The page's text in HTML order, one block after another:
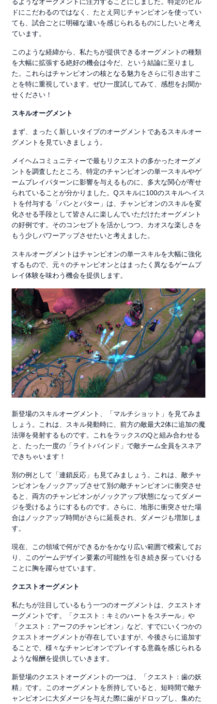
ドにこだわるのではなく、たとえ同じチャンピオンを使ってい
ても、試合ごとに明確な違いを感じられるものにしたいと考え
ています。
このような経緯から、私たちが提供できるオーグメントの種類
を大幅に拡張する絶好の機会は今だ、という結論に至りまし
た。これらはチャンピオンの核となる魅力をさらに引き出すこ
とを特に重視しています。ぜひ一度試してみて、感想をお聞か
せください！
スキルオーグメント
まず、まったく新しいタイプのオーグメントであるスキルオー
グメントを見ていきましょう。
メイヘムコミュニティーで最もリクエストの多かったオーグメ
ントを調査したところ、特定のチャンピオンの単一スキルやゲ
ームプレイパターンに影響を与えるものに、多大な関心が寄せ
られていることが分かりました。Qスキルに100のスキルヘイス
トを付与する「パンとバター」は、チャンピオンのスキルを変
化させる手段として皆さんに楽しんでいただけたオーグメント
の好例です。そのコンセプトを活かしつつ、カオスな楽しさを
もう少しパワーアップさせたいと考えました。
スキルオーグメントはチャンピオンの単一スキルを大幅に強化
するもので、元々のチャンピオンとはまったく異なるゲームプ
レイ体験を味わう機会を提供します。
新登場のスキルオーグメント、「マルチショット」を見てみま
しょう。これは、スキル発動時に、前方の敵最大2体に追加の魔
法弾を発射するものです。これをラックスのQと組み合わせる
と、たった一度の「ライトバインド」で敵チーム全員をスネア
できちゃいます！
別の例として「連鎖反応」も見てみましょう。これは、敵チャ
ンピオンをノックアップさせて別の敵チャンピオンに衝突させ
ると、両方のチャンピオンがノックアップ状態になってダメー
ジを受けるようにするものです。さらに、地形に衝突させた場
合はノックアップ時間がさらに延長され、ダメージも増加しま
す。
現在、この領域で何ができるかをかなり広い範囲で模索してお
り、このゲームデザイン要素の可能性を引き続き探っていける
ことに胸を躍らせています。
クエストオーグメント
私たちが注目しているもう一つのオーグメントは、クエストオ
ーグメントです。「クエスト：キミのハートをスチール」や
「クエスト：アーフのチャンピオン」など、すでにいくつかの
クエストオーグメントが存在していますが、今後さらに追加す
ることで、様々なチャンピオンでプレイする意義を感じられる
ような報酬を提供していきます。
新登場のクエストオーグメントの一つは、「クエスト：歯の妖
精」です。このオーグメントを所持していると、短時間で敵チ
ャンピオンに大ダメージを与えた際に歯がドロップし、集めた